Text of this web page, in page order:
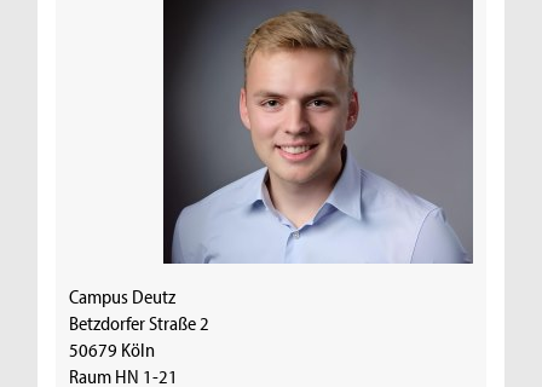
Campus Deutz
Betzdorfer Straße 2
50679 Köln
Raum HN 1-21